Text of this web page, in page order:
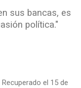
sus bancas, es
política."
Recuperado el 15 de